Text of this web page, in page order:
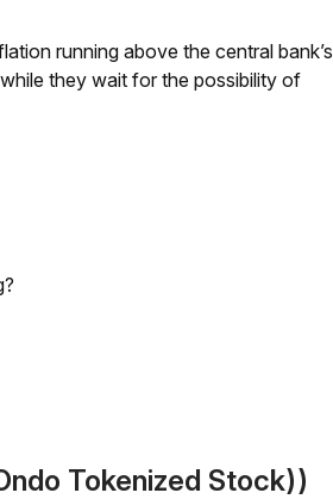
running above the central bank’s
they wait for the possibility of
Tokenized Stock))